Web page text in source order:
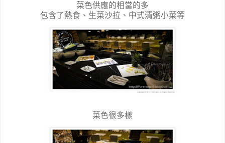
菜色供應的相當的多
包含了熱食、生菜沙拉、中式清粥小菜等
菜色很多樣